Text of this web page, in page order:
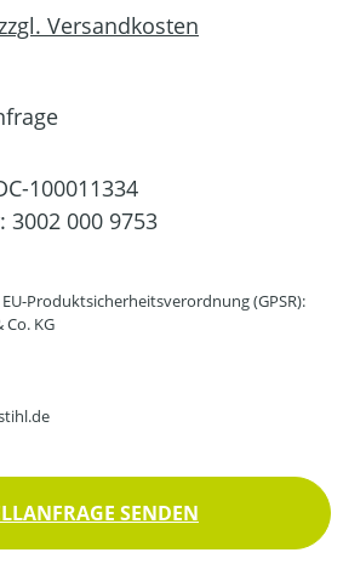
Versandkosten
100011334
3002 000 9753
Produktsicherheitsverordnung (GPSR):
KG
SENDEN